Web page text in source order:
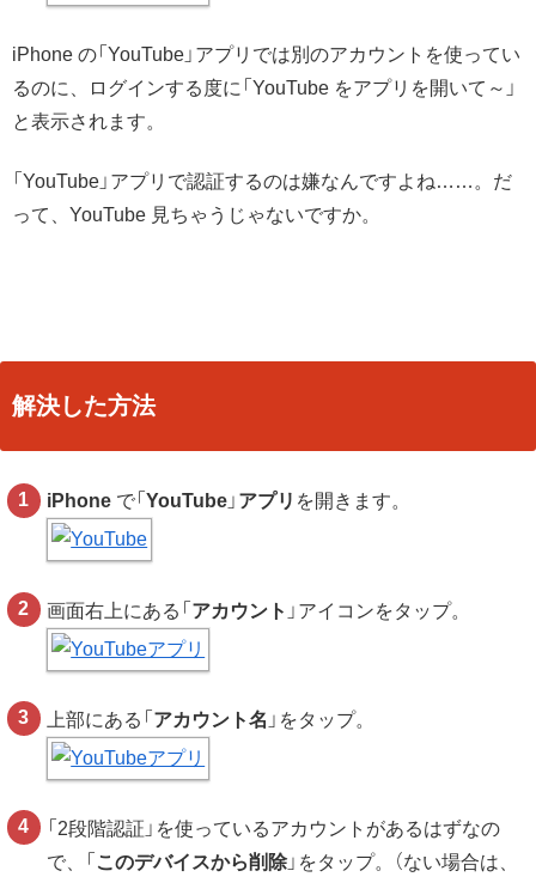
iPhone の「YouTube」アプリでは別のアカウントを使ってい
るのに、ログインする度に「YouTube をアプリを開いて～」
と表示されます。
「YouTube」アプリで認証するのは嫌なんですよね……。だ
って、YouTube 見ちゃうじゃないですか。
解決した方法
iPhone で「YouTube 」 アプリ を開きます。
画面右上にある「 アカウント 」アイコンをタップ。
上部にある「 アカウント名 」をタップ。
「2段階認証」を使っているアカウントがあるはずなの
で、「 このデバイスから削除」をタップ。（ない場合は、